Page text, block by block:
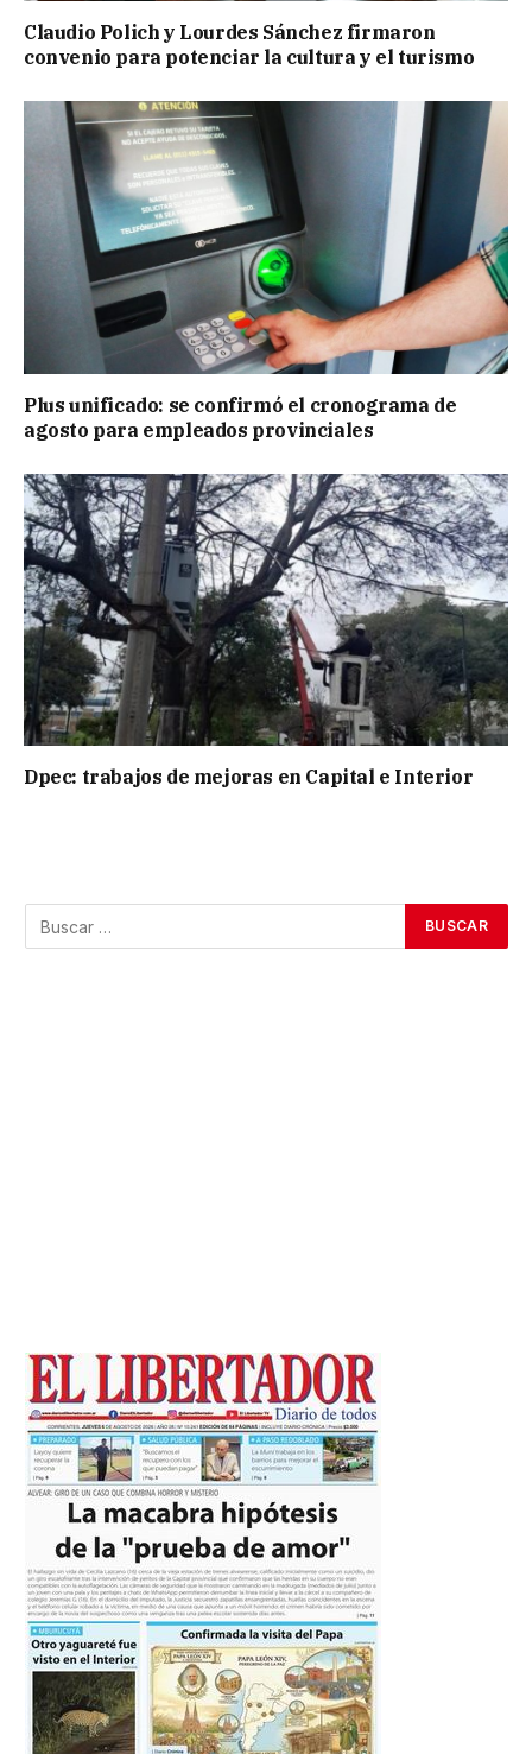
Claudio Polich y Lourdes Sánchez firmaron
convenio para potenciar la cultura y el turismo
Plus unificado: se confirmó el cronograma de
agosto para empleados provinciales
Dpec: trabajos de mejoras en Capital e Interior